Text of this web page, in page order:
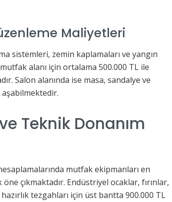
Maliyetleri
sistemleri, zemin kaplamaları ve yangın
alanı için ortalama 500.000 TL ile
Salon alanında ise masa, sandalye ve
aşabilmektedir.
Teknik Donanım
mutfak ekipmanları en
çıkmaktadır. Endüstriyel ocaklar, fırınlar,
tezgahları için üst bantta 900.000 TL